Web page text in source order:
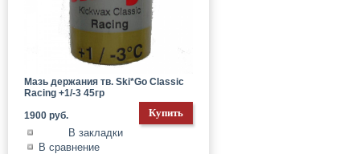
Мазь держания тв. Ski*Go Classic
Racing +1/-3 45гр
1900 руб.
В закладки
В сравнение